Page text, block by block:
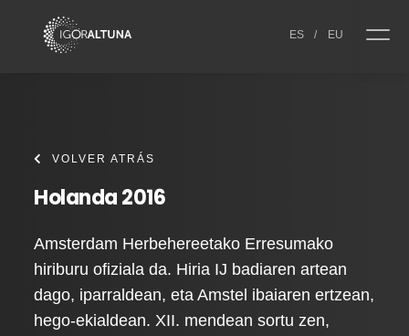
ES / EU
VOLVER ATRÁS
Holanda 2016
Amsterdam Herbehereetako Erresumako
hiriburu ofiziala da. Hiria IJ badiaren artean
dago, iparraldean, eta Amstel ibaiaren ertzean,
hego-ekialdean. XII. mendean sortu zen,